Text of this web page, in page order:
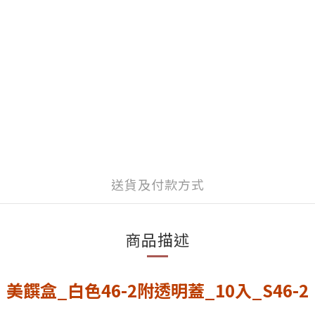
送貨及付款方式
商品描述
美饌盒_白色46-2附透明蓋_10入_S46-2